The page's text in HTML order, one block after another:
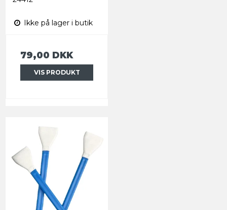
Ikke på lager i butik
79,00 DKK
VIS PRODUKT